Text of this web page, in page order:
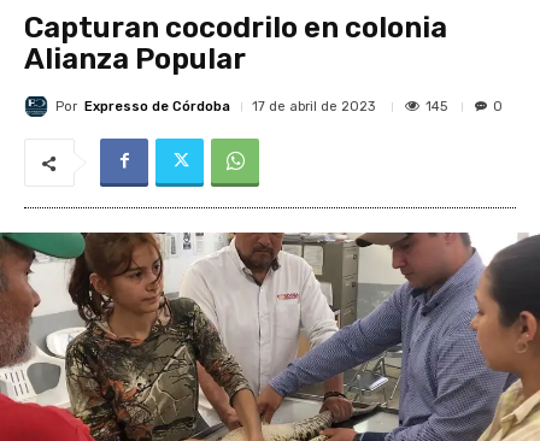
Capturan cocodrilo en colonia
Alianza Popular
Por Expresso de Córdoba 17 de abril de 2023 145 0